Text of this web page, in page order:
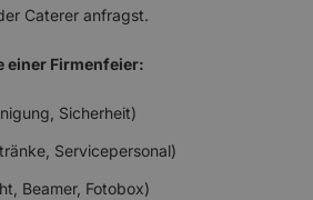
Caterer anfragst.
einer Firmenfeier:
Sicherheit)
Servicepersonal)
Beamer, Fotobox)